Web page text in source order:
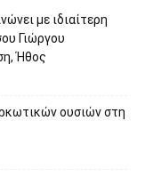
με ιδιαίτερη
Γιώργου
Ήθος
ουσιών στη